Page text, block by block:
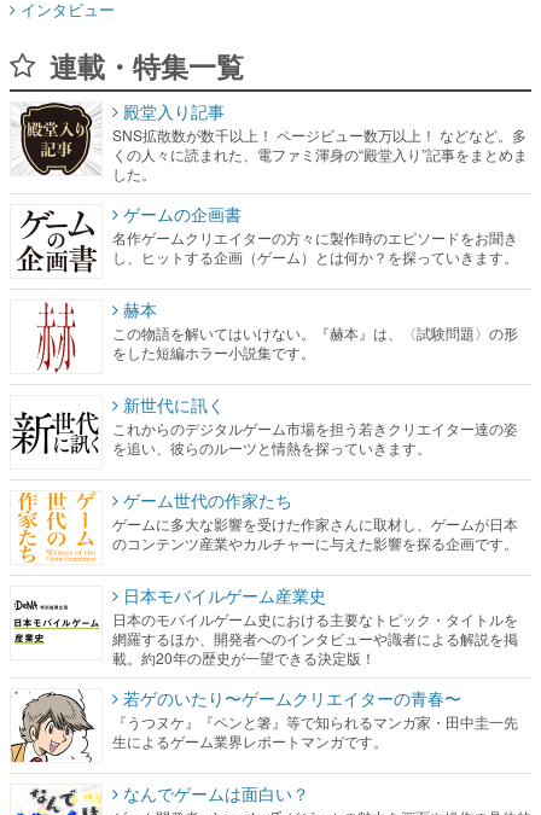
インタビュー
連載・特集一覧
殿堂入り記事
SNS拡散数が数千以上！ ページビュー数万以上！ などなど。多
くの人々に読まれた、電ファミ渾身の“殿堂入り”記事をまとめま
した。
ゲームの企画書
名作ゲームクリエイターの方々に製作時のエピソードをお聞き
し、ヒットする企画（ゲーム）とは何か？を探っていきます。
赫本
この物語を解いてはいけない。『赫本』は、〈試験問題〉の形
をした短編ホラー小説集です。
新世代に訊く
これからのデジタルゲーム市場を担う若きクリエイター達の姿
を追い、彼らのルーツと情熱を探っていきます。
ゲーム世代の作家たち
ゲームに多大な影響を受けた作家さんに取材し、ゲームが日本
のコンテンツ産業やカルチャーに与えた影響を探る企画です。
日本モバイルゲーム産業史
日本のモバイルゲーム史における主要なトピック・タイトルを
網羅するほか、開発者へのインタビューや識者による解説を掲
載。約20年の歴史が一望できる決定版！
若ゲのいたり〜ゲームクリエイターの青春〜
『うつヌケ』『ペンと箸』等で知られるマンガ家・田中圭一先
生によるゲーム業界レポートマンガです。
なんでゲームは面白い？